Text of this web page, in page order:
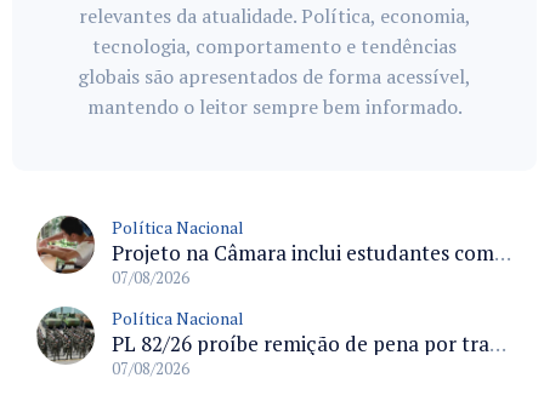
relevantes da atualidade. Política, economia,
tecnologia, comportamento e tendências
globais são apresentados de forma acessível,
mantendo o leitor sempre bem informado.
Política Nacional
Projeto na Câmara inclui estudantes com deficiência no regime escolar especial da LDB e estabelece critérios para frequência
07/08/2026
Política Nacional
PL 82/26 proíbe remição de pena por trabalho em funções militares para condenados por crimes contra o Estado Democrático de Direito
07/08/2026